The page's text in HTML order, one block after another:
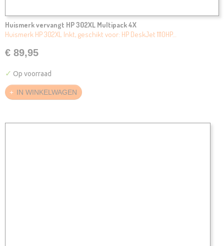
Huismerk vervangt HP 302XL Multipack 4X
Huismerk HP 302XL Inkt, geschikt voor: HP DeskJet 1110HP…
€ 89,95
✓ Op voorraad
IN WINKELWAGEN